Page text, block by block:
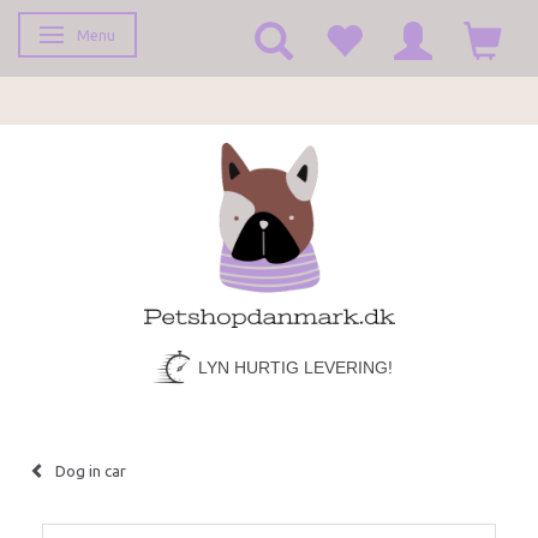
Toggle navigation
Menu
LYN HURTIG LEVERING!
Dog in car